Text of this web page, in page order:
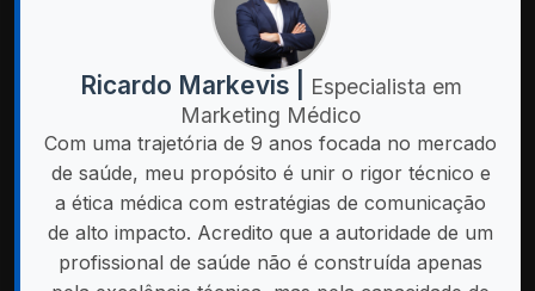
Ricardo Markevis |
Especialista em
Marketing Médico
Com uma trajetória de 9 anos focada no mercado
de saúde, meu propósito é unir o rigor técnico e
a ética médica com estratégias de comunicação
de alto impacto. Acredito que a autoridade de um
profissional de saúde não é construída apenas